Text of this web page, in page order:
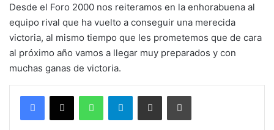
Desde el Foro 2000 nos reiteramos en la enhorabuena al
equipo rival que ha vuelto a conseguir una merecida
victoria, al mismo tiempo que les prometemos que de cara
al próximo año vamos a llegar muy preparados y con
muchas ganas de victoria.
WhatsAppTelegramCompartir por correo electrónicoImprimir